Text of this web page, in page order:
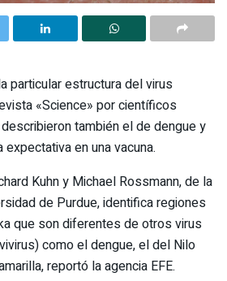
particular estructura del virus
«Science» por científicos
también el de dengue y
en una vacuna.
Kuhn y Michael Rossmann, de la
de Purdue, identifica regiones
que son diferentes de otros virus
como el dengue, el del Nilo
reportó la agencia EFE.